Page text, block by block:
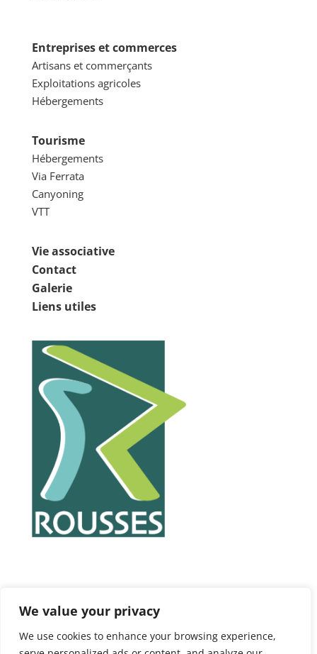
We value your privacy
We use cookies to enhance your browsing experience,
Entreprises et commerces
Artisans et commerçants
Exploitations agricoles
Hébergements
Tourisme
Hébergements
Via Ferrata
Canyoning
VTT
Vie associative
Contact
Galerie
Liens utiles